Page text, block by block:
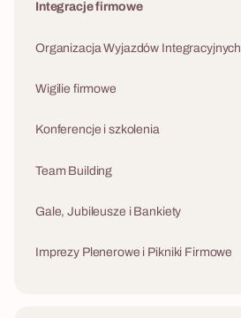
Integracje firmowe
Organizacja Wyjazdów Integracyjnych
Wigilie firmowe
Konferencje i szkolenia
Team Building
Gale, Jubileusze i Bankiety
Imprezy Plenerowe i Pikniki Firmowe